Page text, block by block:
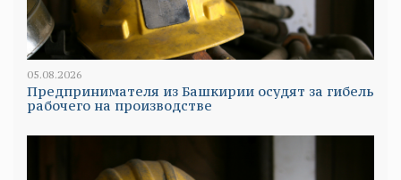
05.08.2026
Предпринимателя из Башкирии осудят за гибель
рабочего на производстве